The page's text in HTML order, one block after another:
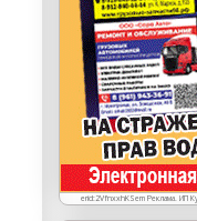
erid:2VfnxxhKSem Реклама. ИП